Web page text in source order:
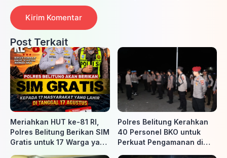
Post Terkait
Meriahkan HUT ke-81 RI,
Polres Belitung Berikan SIM
Gratis untuk 17 Warga yang
Polres Belitung Kerahkan
40 Personel BKO untuk
Perkuat Pengamanan di